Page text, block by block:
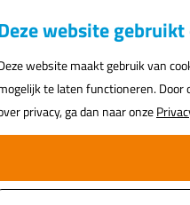
website
website maakt gebruik van
te laten functioneren. Door
privacy, ga dan naar onze